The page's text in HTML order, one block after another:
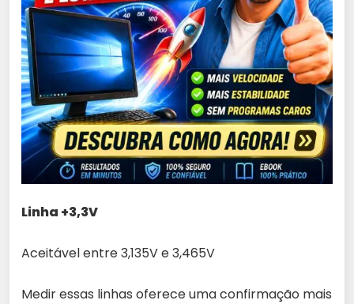
Linha +3,3V
Aceitável entre 3,135V e 3,465V
Medir essas linhas oferece uma confirmação mais